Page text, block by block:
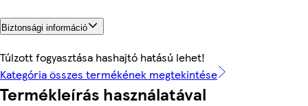
Biztonsági információ
Túlzott fogyasztása hashajtó hatású lehet!
Kategória összes termékének megtekintése
Termékleírás használatával